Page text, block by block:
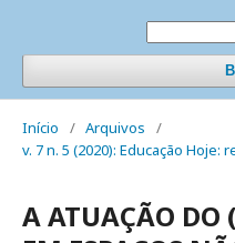
Início / Arquivos
/
v. 7 n. 5 (2020): Educação Hoje:
A ATUAÇÃO DO